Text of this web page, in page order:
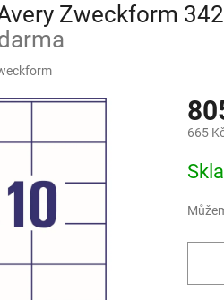
Zweckform
665
cena: